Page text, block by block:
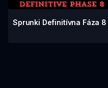
Sprunki Definitívna Fáza 8